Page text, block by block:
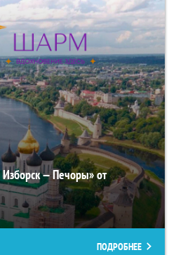
— Печоры» от
ПОДРОБНЕЕ